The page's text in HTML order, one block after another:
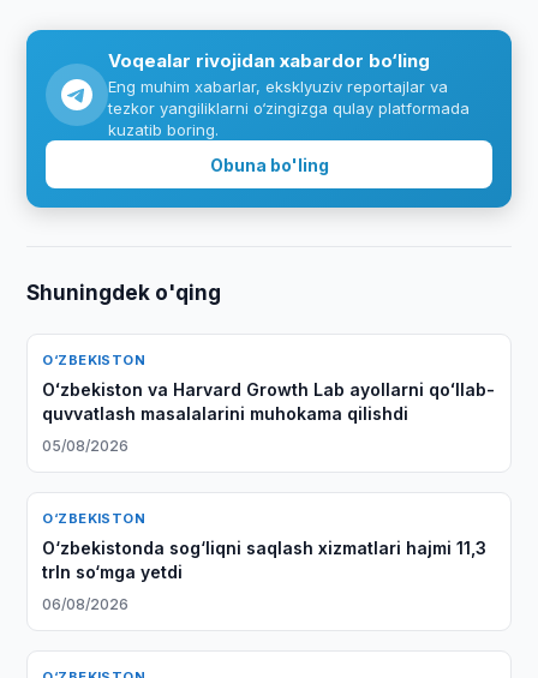
Voqealar rivojidan xabardor bo‘ling
Eng muhim xabarlar, eksklyuziv reportajlar va
tezkor yangiliklarni o‘zingizga qulay platformada
kuzatib boring.
Obuna bo'ling
Shuningdek o'qing
O‘ZBEKISTON
Oʻzbekiston va Harvard Growth Lab ayollarni qoʻllab-
quvvatlash masalalarini muhokama qilishdi
05/08/2026
O‘ZBEKISTON
O‘zbekistonda sog‘liqni saqlash xizmatlari hajmi 11,3
trln so‘mga yetdi
06/08/2026